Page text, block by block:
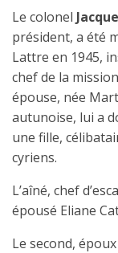
Le colonel
président, a été
Lattre en 1945,
chef de la
épouse, née
autunoise, lui a
une fille,
cyriens.
L’aîné, chef
épousé Eliane
Le second,